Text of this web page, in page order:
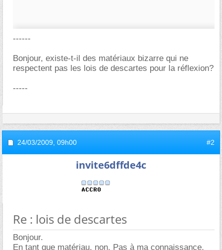
------
Bonjour, existe-t-il des matériaux bizarre qui ne
respectent pas les lois de descartes pour la réflexion?
-----
24/03/2009, 09h00 #2
invite6dffde4c
Re : lois de descartes
Bonjour.
En tant que matériau, non. Pas à ma connaissance.